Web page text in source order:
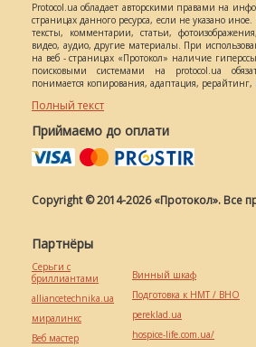
Protocol.ua обладает авторскими правами на
страницах данного ресурса, если не указано
тексты, комментарии, статьи,
видео, аудио, другие материалы. При
на веб - страницах «Протокол» наличие
поисковыми системами на protocol.ua
понимается копирования, адаптация,
Полный текст
Приймаємо до оплати
Copyright © 2014-2026 «Протокол». Все
Партнёры
Серьги с
бриллиантами
alliancetechnika.ua
миралинкс
Веб мастер
Винный шкаф
Подготовка к НМТ / ВНО
pereklad.ua
hospice-life.com.ua/